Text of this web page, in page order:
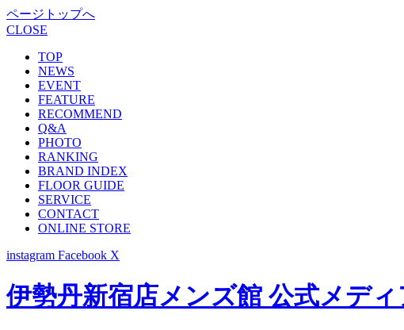
ページトップへ
CLOSE
TOP
NEWS
EVENT
FEATURE
RECOMMEND
Q&A
PHOTO
RANKING
BRAND INDEX
FLOOR GUIDE
SERVICE
CONTACT
ONLINE STORE
instagram Facebook X
伊勢丹新宿店メンズ館 公式メデ